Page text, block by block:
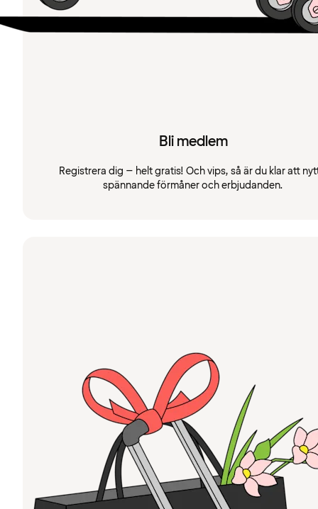
Bli medlem
Registrera dig – helt gratis! Och vips, så är du klar att
spännande förmåner och erbjudanden.